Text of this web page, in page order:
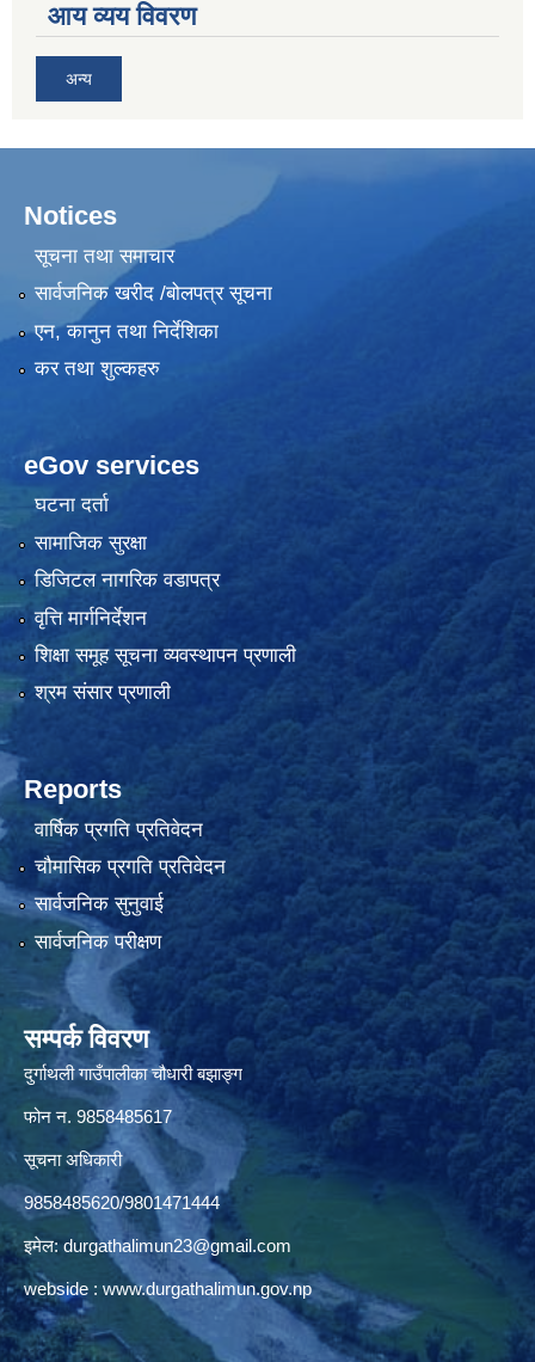
आय व्यय विवरण
अन्य
Notices
सूचना तथा समाचार
सार्वजनिक खरीद /बोलपत्र सूचना
एन, कानुन तथा निर्देशिका
कर तथा शुल्कहरु
eGov services
घटना दर्ता
सामाजिक सुरक्षा
डिजिटल नागरिक वडापत्र
वृत्ति मार्गनिर्देशन
शिक्षा समूह सूचना व्यवस्थापन प्रणाली
श्रम संसार प्रणाली
Reports
वार्षिक प्रगति प्रतिवेदन
चौमासिक प्रगति प्रतिवेदन
सार्वजनिक सुनुवाई
सार्वजनिक परीक्षण
सम्पर्क विवरण
दुर्गाथली गाउँपालीका चौधारी बझाङ्ग
फोन न.‌ 9858485617
सूचना अधिकारी
9858485620/9801471444
इमेल: durgathalimun23@gmail.com
webside : www.durgathalimun.gov.np